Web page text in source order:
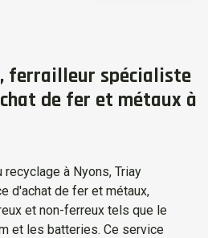
ferrailleur spécialiste
de fer et métaux à
à Nyons, Triay
d'achat de fer et métaux,
et non-ferreux tels que le
et les batteries. Ce service